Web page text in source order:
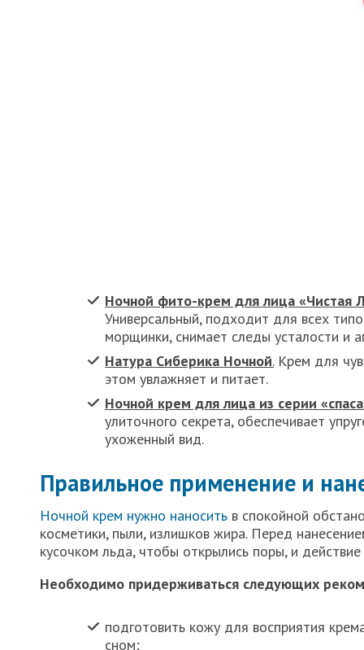
Ночной фито-крем для лица «Чистая
Универсальный, подходит для всех
морщинки, снимает следы усталости и
Натура Сиберика Ночной.Крем для
этом увлажняет и питает.
Ночной крем для лица из серии
улиточного секрета, обеспечивает
ухоженный вид.
Правильное применение и
Ночной крем нужно наносить в спокойной
косметики, пыли, излишков жира. Перед
кусочком льда, чтобы открылись поры, и
Необходимо придерживаться следующих
подготовить кожу для восприятия
сном;